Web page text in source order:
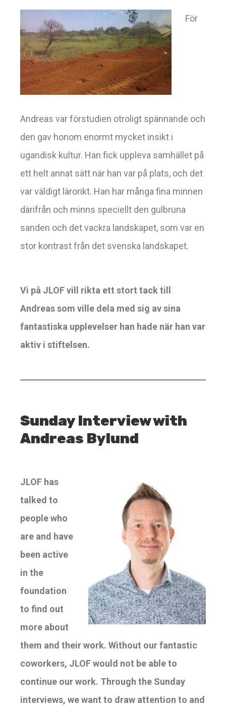
För
Andreas var förstudien otroligt spännande och
den gav honom enormt mycket insikt i
ugandisk kultur. Han fick uppleva samhället på
ett helt annat sätt när han var på plats, och det
var väldigt lärorikt. Han har många fina minnen
därifrån och minns speciellt den gulbruna
sanden och det vackra landskapet, som var en
stor kontrast från det svenska landskapet.
Vi på JLOF vill rikta ett stort tack till
Andreas som ville dela med sig av sina
fantastiska upplevelser han hade när han var
aktiv i stiftelsen.
Sunday Interview with
Andreas Bylund
JLOF has
talked to
people who
are and have
been active
in the
foundation
to find out
more about
them and their work. Without our fantastic
coworkers, JLOF would not be able to
continue our work. Through the Sunday
interviews, we want to draw attention to and